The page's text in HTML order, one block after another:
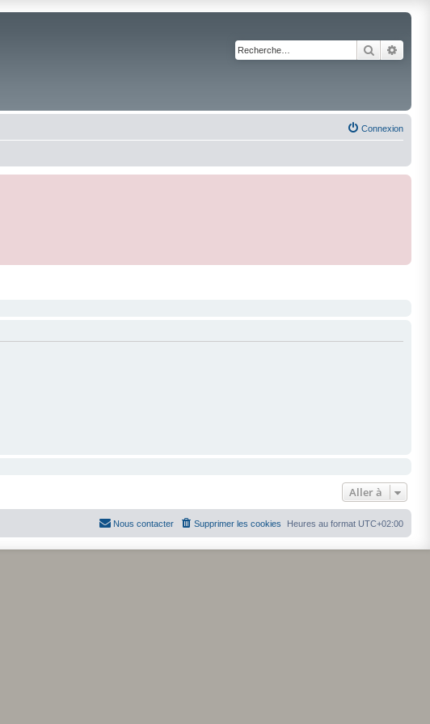
Rechercher
Connexion
Aller à
Heures au format UTC+02:00
Supprimer les cookies
Nous contacter